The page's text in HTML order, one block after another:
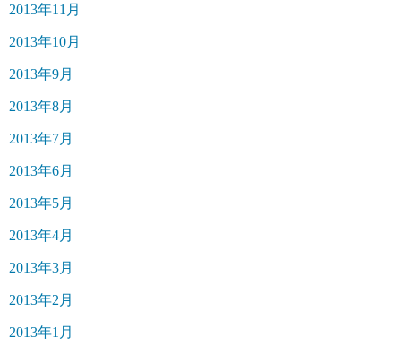
2013年11月
2013年10月
2013年9月
2013年8月
2013年7月
2013年6月
2013年5月
2013年4月
2013年3月
2013年2月
2013年1月